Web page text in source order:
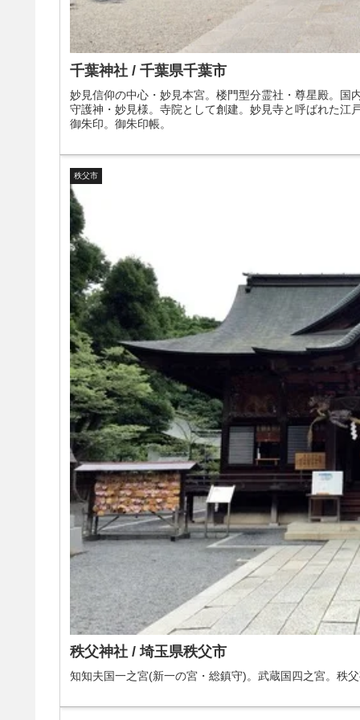
千葉神社 / 千葉県千葉市
妙見信仰の中心・妙見本宮。楼門型分霊社・尊星殿。国
守護神・妙見様。寺院として創建。妙見寺と呼ばれた江
御朱印。御朱印帳。
秩父市
秩父神社 / 埼玉県秩父市
知知夫国一之宮(新一の宮・総鎮守)。武蔵国四之宮。秩